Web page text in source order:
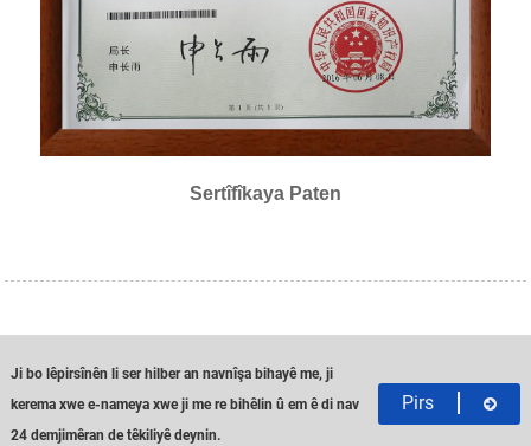
Sertîfîkaya Paten
Ji bo lêpirsînên li ser hilber an navnîşa bihayê me, ji
kerema xwe e-nameya xwe ji me re bihêlin û em ê di nav
24 demjimêran de têkiliyê deynin.
Pirs